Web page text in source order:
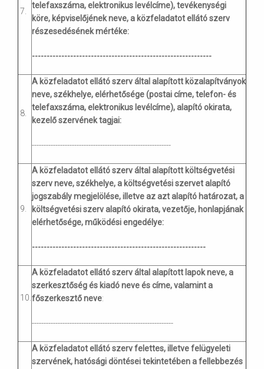
7.
telefaxszáma, elektronikus levélcíme), tevékenységi
köre, képviselőjének neve, a közfeladatot ellátó szerv
részesedésének mértéke:
-------------------------------------------------------------
8.
A közfeladatot ellátó szerv által alapított közalapítványok
neve, székhelye, elérhetősége (postai címe, telefon- és
telefaxszáma, elektronikus levélcíme), alapító okirata,
kezelő szervének tagjai:
-----------------------------------------------------------
9.
A közfeladatot ellátó szerv által alapított költségvetési
szerv neve, székhelye, a költségvetési szervet alapító
jogszabály megjelölése, illetve az azt alapító határozat, a
költségvetési szerv alapító okirata, vezetője, honlapjának
elérhetősége, működési engedélye:
-----------------------------------------------------------
10.
A közfeladatot ellátó szerv által alapított lapok neve, a
szerkesztőség és kiadó neve és címe, valamint a
főszerkesztő neve:
------------------------------------------------------------
A közfeladatot ellátó szerv felettes, illetve felügyeleti
szervének, hatósági döntései tekintetében a fellebbezés